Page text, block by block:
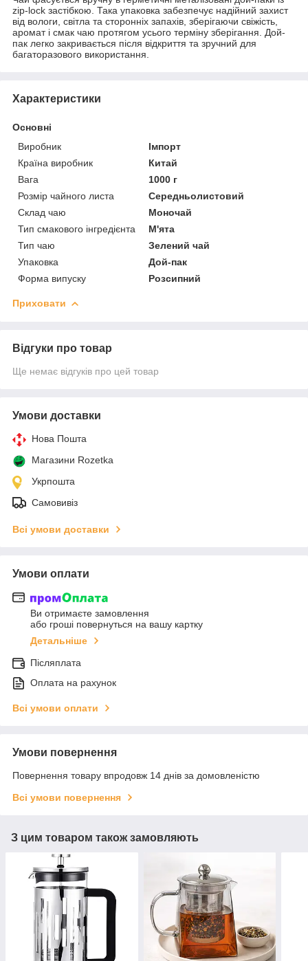
zip-lock застібкою. Така упаковка забезпечує надійний захист
від вологи, світла та сторонніх запахів, зберігаючи свіжість,
аромат і смак чаю протягом усього терміну зберігання. Дой-
пак легко закривається після відкриття та зручний для
багаторазового використання.
Характеристики
Основні
Виробник
Імпорт
Країна виробник
Китай
Вага
1000 г
Розмір чайного листа
Середньолистовий
Склад чаю
Моночай
Тип смакового інгредієнта
М'ята
Тип чаю
Зелений чай
Упаковка
Дой-пак
Форма випуску
Розсипний
Приховати
Відгуки про товар
Ще немає відгуків про цей товар
Умови доставки
Нова Пошта
Магазини Rozetka
Укрпошта
Самовивіз
Всі умови доставки
Умови оплати
Ви отримаєте замовлення
або гроші повернуться на вашу картку
Детальніше
Післяплата
Оплата на рахунок
Всі умови оплати
Умови повернення
Повернення товару впродовж 14 днів за домовленістю
Всі умови повернення
З цим товаром також замовляють